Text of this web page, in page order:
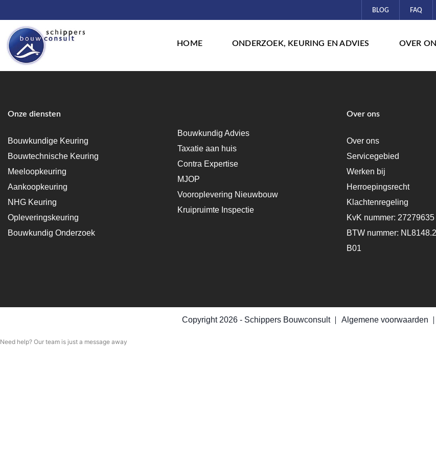
BLOG FAQ
HOME ONDERZOEK, KEURING EN ADVIES OVER
Onze diensten
Bouwkundige Keuring
Bouwtechnische Keuring
Meeloopkeuring
Aankoopkeuring
NHG Keuring
Opleveringskeuring
Bouwkundig Onderzoek
Bouwkundig Advies
Taxatie aan huis
Contra Expertise
MJOP
Vooroplevering Nieuwbouw
Kruipruimte Inspectie
Over ons
Over ons
Servicegebied
Werken bij
Herroepingsrecht
Klachtenregeling
KvK nummer: 27279635
BTW nummer:
B01
Copyright 2026 - Schippers Bouwconsult Algemene voorwaarden
Need help? Our team is just a message away